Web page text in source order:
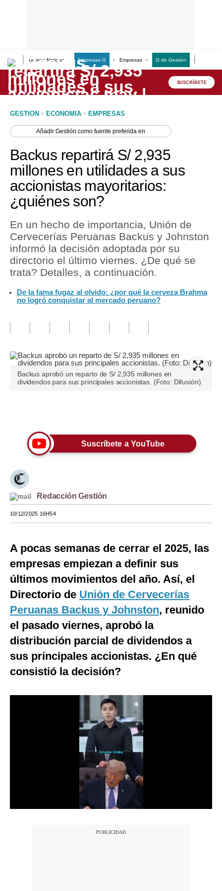
Últimas Noticias Empresas G Empresas G de Gestión
Lo último
Peru Quiosco
Economía
Mercados
Perú
Política
Tu Dinero
Finanzas Personales
Plus G
Opinión
Pregunta de hoy
Blogs
Viajes
Estilos
Mundo
Internacional
Tecnología
Mix
G de Gestión
SUSCRÍBETE
GESTION > ECONOMIA > EMPRESAS
AñadirGestión como fuente preferida en
Backus repartirá S/ 2,935
millones en utilidades a sus
accionistas mayoritarios:
¿quiénes son?
En un hecho de importancia, Unión de
Cervecerías Peruanas Backus y Johnston
informó la decisión adoptada por su
directorio el último viernes. ¿De qué se
trata? Detalles, a continuación.
De la fama fugaz al olvido: ¿por qué la cerveza Brahma
no logró conquistar al mercado peruano?
Backus aprobó un reparto de S/ 2,935 millones en
dividendos para sus principales accionistas. (Foto: Difusión)
Suscríbete a YouTube
Redacción Gestión
10/12/2025 16H54
A pocas semanas de cerrar el 2025, las
empresas empiezan a definir sus
últimos movimientos del año. Así, el
Directorio de Unión de Cervecerías
Peruanas Backus y Johnston, reunido
el pasado viernes, aprobó la
distribución parcial de dividendos a
sus principales accionistas. ¿En qué
consistió la decisión?